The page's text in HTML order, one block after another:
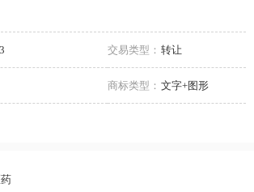
交易类型： 转让
商标类型： 文字+图形